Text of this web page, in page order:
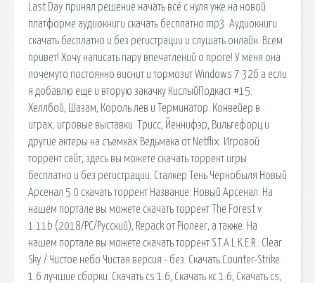
Last Day принял решение начать всё с нуля уже на новой
платформе аудиокниги скачать бесплатно mp3. Аудиокниги
скачать бесплатно и без регистрации и слушать онлайн. Всем
привет! Хочу написать пару впечатлений о проге! У меня она
почемуто постоянно виснит и тормозит Windows 7 32б а если
я добавлю еще и вторую закачку КислыйПодкаст #15.
Хеллбой, Шазам, Король лев и Терминатор. Конвейер в
играх, игровые выставки. Трисс, Йеннифэр, Вильгефорц и
другие актеры на съемках Ведьмака от Netflix. Игровой
торрент сайт, здесь вы можете скачать торрент игры
бесплатно и без регистрации. Сталкер Тень Чернобыля Новый
Арсенал 5.0 скачать торрент Название: Новый Арсенал. На
нашем портале вы можете скачать торрент The Forest v
1.11b (2018/PC/Русский), Repack от Pioneer, а также. На
нашем портале вы можете скачать торрент S.T.A.L.K.E.R.: Clear
Sky / Чистое небо Чистая версия - без. Скачать Counter-Strike
1.6 лучшие сборки. Скачать cs 1.6, Скачать кс 1.6, Скачать cs,